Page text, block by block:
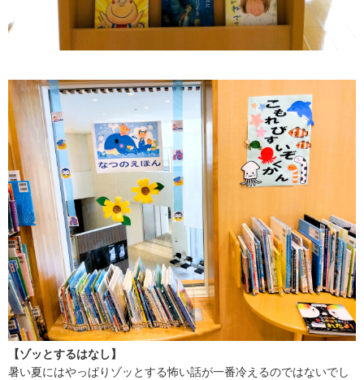
【ゾッとするはなし】
暑い夏にはやっぱりゾッとする怖い話が一番冷えるのではないでし